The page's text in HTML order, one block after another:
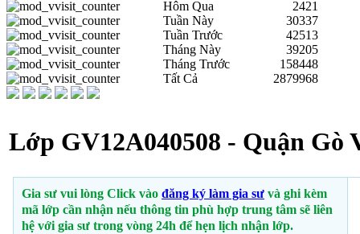
Hôm Qua
2421
Tuần Này
30337
Tuần Trước
42513
Tháng Này
39205
Tháng Trước
158448
Tất Cả
2879968
Lớp GV12A040508 - Quận Gò
Gia sư vui lòng Click vào đăng ký làm gia sư và ghi kèm
mã lớp cần nhận nếu thông tin phù hợp trung tâm sẽ liên
hệ với gia sư trong vòng 24h để hẹn lịch nhận lớp.